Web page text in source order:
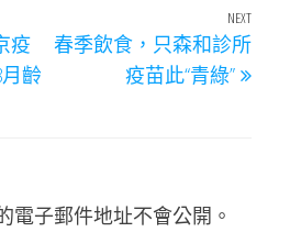
疫
齡
Next
Post
NEXT
春季飲食，只森和診所
疫苗此“青綠”
電子郵件地址不會公開。